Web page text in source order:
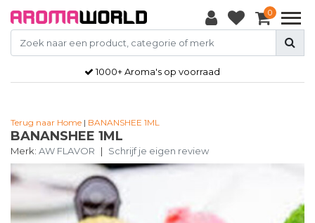
0
1000+ Aroma's op voorraad
Terug naar Home | BANANSHEE 1ML
BANANSHEE 1ML
Merk: AW FLAVOR | Schrijf je eigen review